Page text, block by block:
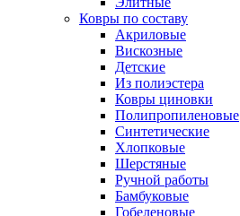
Ковры по составу
Акриловые
Вискозные
Детские
Из полиэстера
Ковры циновки
Полипропиленовые
Синтетические
Хлопковые
Шерстяные
Ручной работы
Бамбуковые
Гобеленовые